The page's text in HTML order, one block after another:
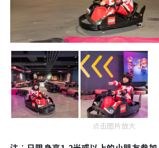
点击图片放大